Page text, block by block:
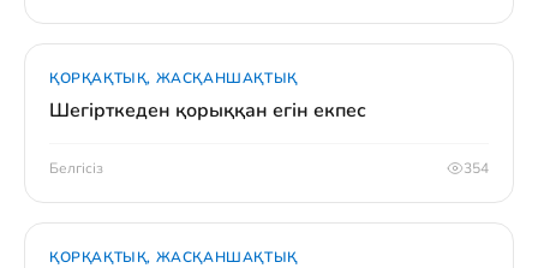
ҚОРҚАҚТЫҚ, ЖАСҚАНШАҚТЫҚ
Шегірткеден қорыққан егін екпес
Белгісіз 354
ҚОРҚАҚТЫҚ, ЖАСҚАНШАҚТЫҚ